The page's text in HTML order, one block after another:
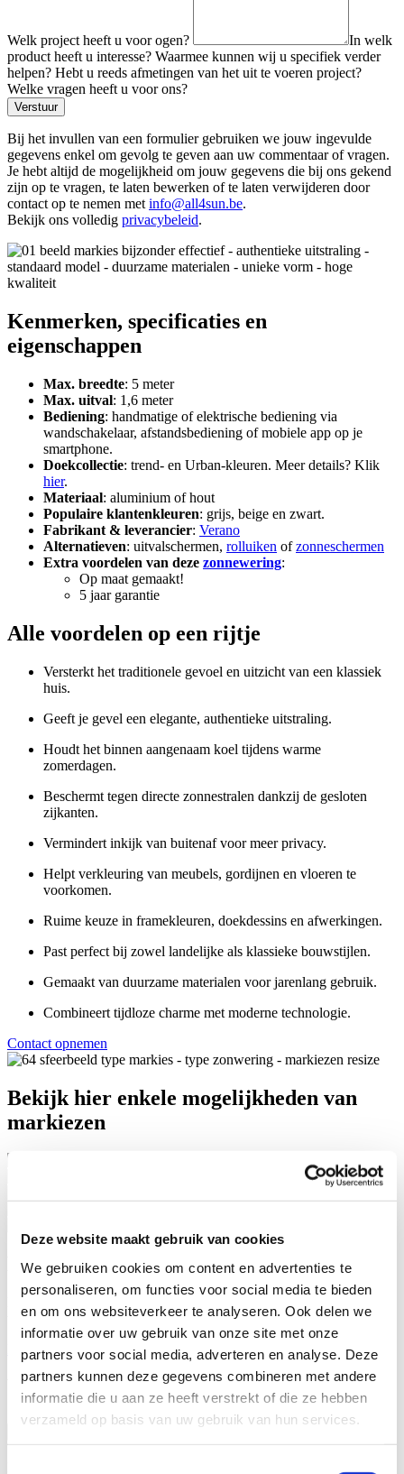
Deze website maakt gebruik van cookies
We gebruiken cookies om content en advertenties te
personaliseren, om functies voor social media te bieden
en om ons websiteverkeer te analyseren. Ook delen we
informatie over uw gebruik van onze site met onze
partners voor social media, adverteren en analyse. Deze
partners kunnen deze gegevens combineren met andere
informatie die u aan ze heeft verstrekt of die ze hebben
verzameld op basis van uw gebruik van hun services.
Welk project heeft u voor ogen?
In welk
product heeft u interesse? Waarmee kunnen wij u specifiek verder
helpen? Hebt u reeds afmetingen van het uit te voeren project?
Welke vragen heeft u voor ons?
Verstuur
Bij het invullen van een formulier gebruiken we jouw ingevulde
gegevens enkel om gevolg te geven aan uw commentaar of vragen.
Je hebt altijd de mogelijkheid om jouw gegevens die bij ons gekend
zijn op te vragen, te laten bewerken of te laten verwijderen door
contact op te nemen met info@all4sun.be.
Bekijk ons volledig privacybeleid.
Kenmerken, specificaties en
eigenschappen
Max. breedte: 5 meter
Max. uitval: 1,6 meter
Bediening: handmatige of elektrische bediening via
wandschakelaar, afstandsbediening of mobiele app op je
smartphone.
Doekcollectie: trend- en Urban-kleuren. Meer details? Klik
hier.
Materiaal: aluminium of hout
Populaire klantenkleuren: grijs, beige en zwart.
Fabrikant & leverancier: Verano
Alternatieven: uitvalschermen, rolluiken ofzonneschermen
Extra voordelen van deze zonnewering:
Op maat gemaakt!
5 jaar garantie
Alle voordelen op een rijtje
Versterkt het traditionele gevoel en uitzicht van een klassiek
huis.
Geeft je gevel een elegante, authentieke uitstraling.
Houdt het binnen aangenaam koel tijdens warme
zomerdagen.
Beschermt tegen directe zonnestralen dankzij de gesloten
zijkanten.
Vermindert inkijk van buitenaf voor meer privacy.
Helpt verkleuring van meubels, gordijnen en vloeren te
voorkomen.
Ruime keuze in framekleuren, doekdessins en afwerkingen.
Past perfect bij zowel landelijke als klassieke bouwstijlen.
Gemaakt van duurzame materialen voor jarenlang gebruik.
Combineert tijdloze charme met moderne technologie.
Contact opnemen
Bekijk hier enkele mogelijkheden van
markiezen
Markies laten plaatsen?
Neem contact op voor een opmeting en een vrijblijvende offerte
voor een markies. Onze projectleider komt graag langs.
Neem contact met ons op
Vaakgestelde vragen - markiezen